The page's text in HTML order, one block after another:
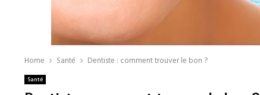
Home Santé Dentiste : comment trouver le bon ?
Santé